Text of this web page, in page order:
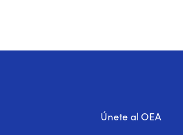
Únete al OEA